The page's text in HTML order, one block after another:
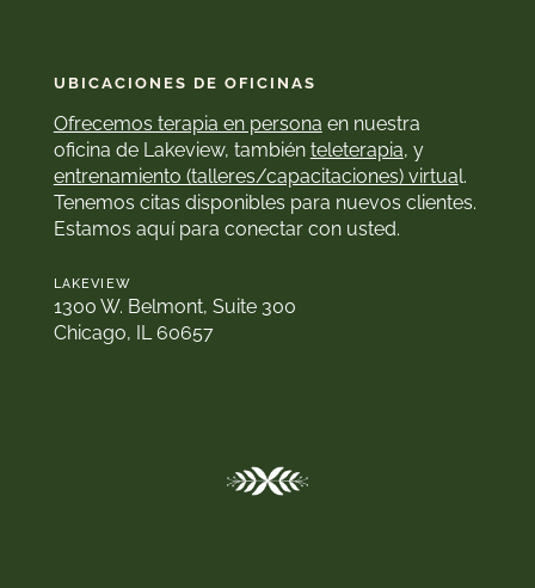
UBICACIONES DE OFICINAS
Ofrecemos terapia en persona en nuestra
oficina de Lakeview, también teleterapia, y
entrenamiento (talleres/capacitaciones) virtual.
Tenemos citas disponibles para nuevos clientes.
Estamos aquí para conectar con usted.
LAKEVIEW
1300 W. Belmont, Suite 300
Chicago, IL 60657